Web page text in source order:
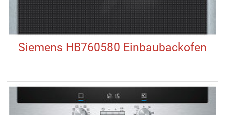
Siemens HB760580 Einbaubackofen